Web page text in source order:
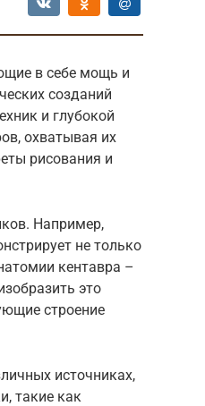
в себе мощь и
созданий
и глубокой
охватывая их
рисования и
Например,
не только
кентавра –
это
строение
источниках,
такие как